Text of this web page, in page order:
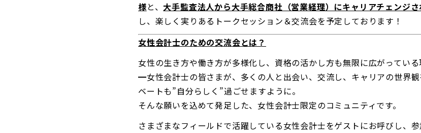
様と、大手監査法人から大手総合商社（営業経理）にキャリアチェンジ
し、楽しく実りあるトークセッション＆交流会を予定しております！
女性会計士のための交流会とは？
女性の生き方や働き方が多様化し、資格の活かし方も無限に広がっている
━女性会計士の皆さまが、多くの人と出会い、交流し、キャリアの世界
ベートも”自分らしく”過ごせますように。
そんな願いを込めて発足した、女性会計士限定のコミュニティです。
さまざまなフィールドで活躍している女性会計士をゲストにお呼びし、